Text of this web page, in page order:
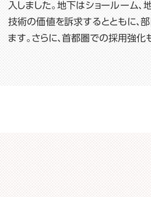
入しました。地下はショールーム
技術の価値を訴求するとともに、
ます。さらに、首都圏での採用強化